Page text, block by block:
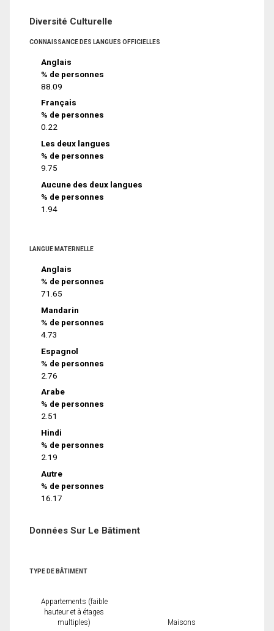
Diversité Culturelle
CONNAISSANCE DES LANGUES OFFICIELLES
Anglais
% de personnes
88.09
Français
% de personnes
0.22
Les deux langues
% de personnes
9.75
Aucune des deux langues
% de personnes
1.94
LANGUE MATERNELLE
Anglais
% de personnes
71.65
Mandarin
% de personnes
4.73
Espagnol
% de personnes
2.76
Arabe
% de personnes
2.51
Hindi
% de personnes
2.19
Autre
% de personnes
16.17
Données Sur Le Bâtiment
TYPE DE BÂTIMENT
Appartements (faible
hauteur et à étages
multiples)
Maisons